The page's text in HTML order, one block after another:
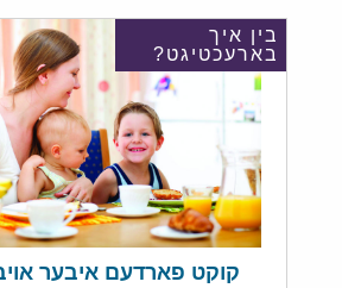
בין איך
בארעכטיגט?
קוקט פארדעם איבער